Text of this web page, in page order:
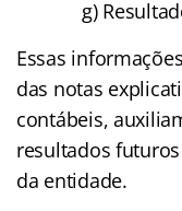
g)
Essas
das notas
contábeis,
resultados
da entidade.